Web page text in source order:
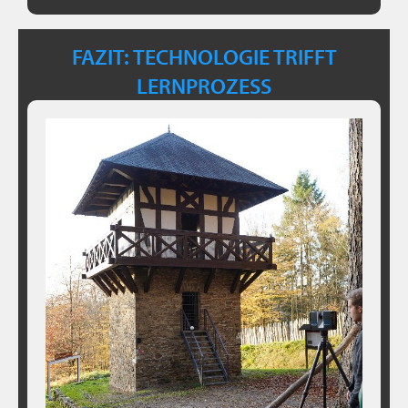
FAZIT: TECHNOLOGIE TRIFFT
LERNPROZESS